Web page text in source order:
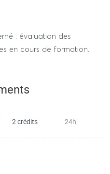
étrangère à partir
: évaluation des
en cours de formation.
2 crédits 24h